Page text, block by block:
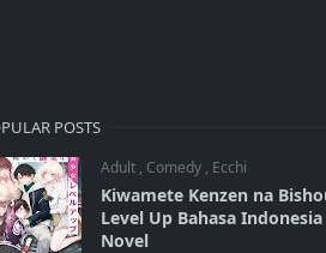
POSTS
Adult , Comedy , Ecchi
Kiwamete Kenzen na
Level Up Bahasa
Novel